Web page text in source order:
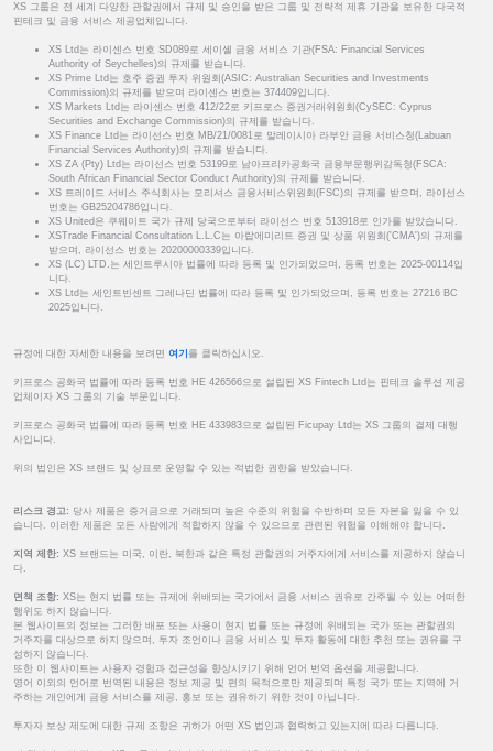
XS 그룹은 전 세계 다양한 관할권에서 규제 및 승인을 받은 그룹 및 전략적 제휴 기관을 보유한 다국적
핀테크 및 금융 서비스 제공업체입니다.
XS Ltd는 라이센스 번호 SD089로 세이셸 금융 서비스 기관(FSA: Financial Services
Authority of Seychelles)의 규제를 받습니다.
XS Prime Ltd는 호주 증권 투자 위원회(ASIC: Australian Securities and Investments
Commission)의 규제를 받으며 라이센스 번호는 374409입니다.
XS Markets Ltd는 라이센스 번호 412/22로 키프로스 증권거래위원회(CySEC: Cyprus
Securities and Exchange Commission)의 규제를 받습니다.
XS Finance Ltd는 라이선스 번호 MB/21/0081로 말레이시아 라부안 금융 서비스청(Labuan
Financial Services Authority)의 규제를 받습니다.
XS ZA (Pty) Ltd는 라이선스 번호 53199로 남아프리카공화국 금융부문행위감독청(FSCA:
South African Financial Sector Conduct Authority)의 규제를 받습니다.
XS 트레이드 서비스 주식회사는 모리셔스 금융서비스위원회(FSC)의 규제를 받으며, 라이선스
번호는 GB25204786입니다.
XS United은 쿠웨이트 국가 규제 당국으로부터 라이선스 번호 513918로 인가를 받았습니다.
XSTrade Financial Consultation L.L.C는 아랍에미리트 증권 및 상품 위원회('CMA')의 규제를
받으며, 라이선스 번호는 20200000339입니다.
XS (LC) LTD.는 세인트루시아 법률에 따라 등록 및 인가되었으며, 등록 번호는 2025-00114입
니다.
XS Ltd는 세인트빈센트 그레나딘 법률에 따라 등록 및 인가되었으며, 등록 번호는 27216 BC
2025입니다.
규정에 대한 자세한 내용을 보려면 여기 를 클릭하십시오.
키프로스 공화국 법률에 따라 등록 번호 HE 426566으로 설립된 XS Fintech Ltd는 핀테크 솔루션 제공
업체이자 XS 그룹의 기술 부문입니다.
키프로스 공화국 법률에 따라 등록 번호 HE 433983으로 설립된 Ficupay Ltd는 XS 그룹의 결제 대행
사입니다.
위의 법인은 XS 브랜드 및 상표로 운영할 수 있는 적법한 권한을 받았습니다.
리스크 경고: 당사 제품은 증거금으로 거래되며 높은 수준의 위험을 수반하며 모든 자본을 잃을 수 있
습니다. 이러한 제품은 모든 사람에게 적합하지 않을 수 있으므로 관련된 위험을 이해해야 합니다.
지역 제한: XS 브랜드는 미국, 이란, 북한과 같은 특정 관할권의 거주자에게 서비스를 제공하지 않습니
다.
면책 조항: XS는 현지 법률 또는 규제에 위배되는 국가에서 금융 서비스 권유로 간주될 수 있는 어떠한
행위도 하지 않습니다.
본 웹사이트의 정보는 그러한 배포 또는 사용이 현지 법률 또는 규정에 위배되는 국가 또는 관할권의
거주자를 대상으로 하지 않으며, 투자 조언이나 금융 서비스 및 투자 활동에 대한 추천 또는 권유를 구
성하지 않습니다.
또한 이 웹사이트는 사용자 경험과 접근성을 향상시키기 위해 언어 번역 옵션을 제공합니다.
영어 이외의 언어로 번역된 내용은 정보 제공 및 편의 목적으로만 제공되며 특정 국가 또는 지역에 거
주하는 개인에게 금융 서비스를 제공, 홍보 또는 권유하기 위한 것이 아닙니다.
투자자 보상 제도에 대한 규제 조항은 귀하가 어떤 XS 법인과 협력하고 있는지에 따라 다릅니다.